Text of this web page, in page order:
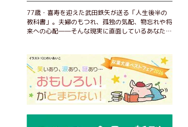
77歳・喜寿を迎えた武田鉄矢が送る「人生後半の
教科書」。夫婦のもつれ、孤独の気配、物忘れや将
来への心配――そんな現実に直面しているあなた
経験をもとに繰り出される持論は説得力満点。まだ
まだ人生これから！ 読むだけで前向きになれる一
冊。